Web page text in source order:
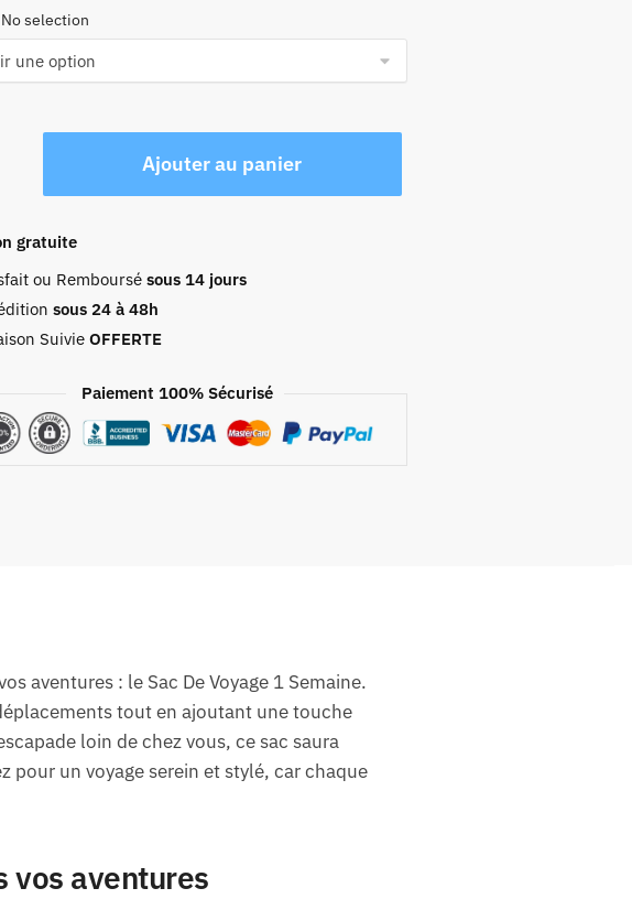
No selection
Ajouter au panier
gratuite
ou Remboursé sous 14 jours
sous 24 à 48h
Suivie OFFERTE
Paiement 100% Sécurisé
aventures : le Sac De Voyage 1 Semaine.
tout en ajoutant une touche
loin de chez vous, ce sac saura
pour un voyage serein et stylé, car chaque
vos aventures